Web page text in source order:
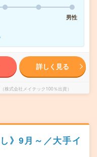
男性
詳しく見る
株式会社メイテック100％出資）
》9月～／大手イ